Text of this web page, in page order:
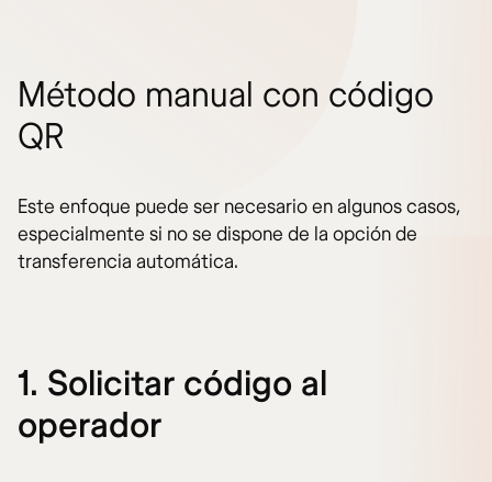
Método manual con código
QR
Este enfoque puede ser necesario en algunos casos,
especialmente si no se dispone de la opción de
transferencia automática.
1. Solicitar código al
operador